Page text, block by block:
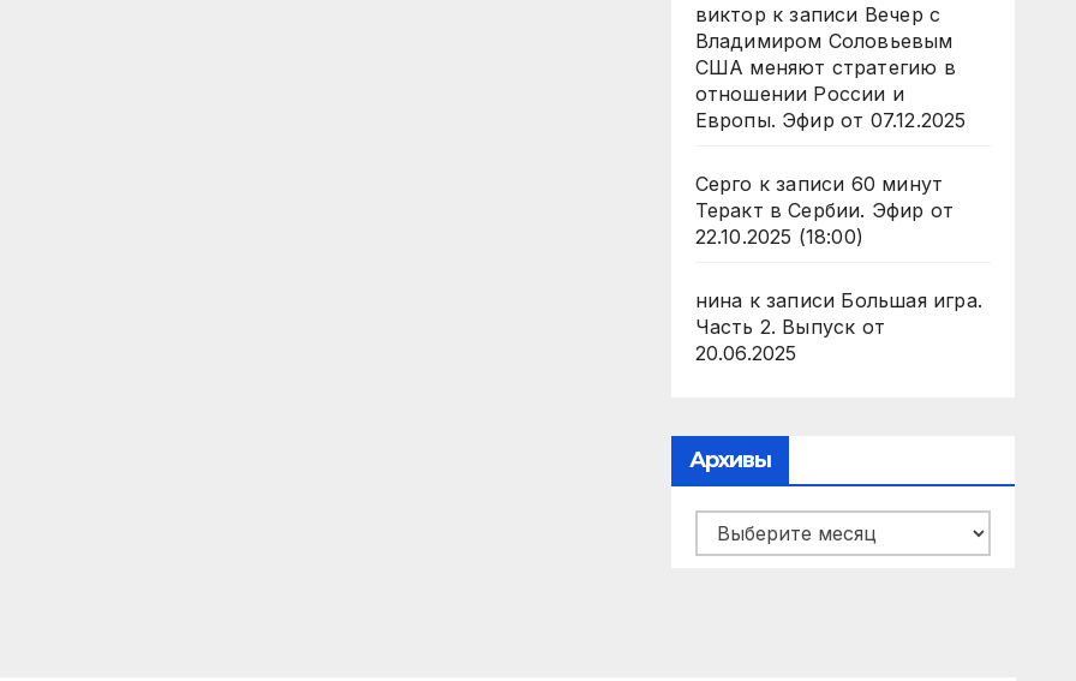
виктор к записи Вечер с
Владимиром Соловьевым
США меняют стратегию в
отношении России и
Европы. Эфир от 07.12.2025
Серго к записи 60 минут
Теракт в Сербии. Эфир от
22.10.2025 (18:00)
нина к записи Большая игра.
Часть 2. Выпуск от
20.06.2025
Архивы
Архивы